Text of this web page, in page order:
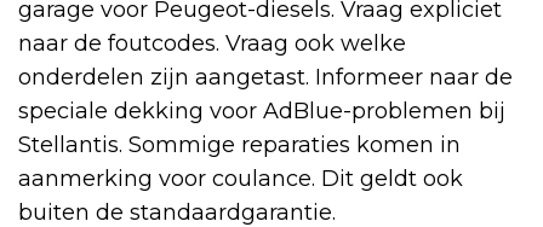
garage voor Peugeot-diesels. Vraag expliciet
naar de foutcodes. Vraag ook welke
onderdelen zijn aangetast. Informeer naar de
speciale dekking voor AdBlue-problemen bij
Stellantis. Sommige reparaties komen in
aanmerking voor coulance. Dit geldt ook
buiten de standaardgarantie.